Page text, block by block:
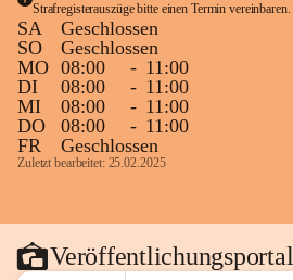
Strafregisterauszüge bitte einen Termin vereinbaren.
SA
Geschlossen
SO
Geschlossen
MO 08:00 - 11:00
DI
08:00 - 11:00
MI
08:00 - 11:00
DO
08:00 - 11:00
FR
Geschlossen
Zuletzt bearbeitet: 25.02.2025
Veröffentlichungsportal